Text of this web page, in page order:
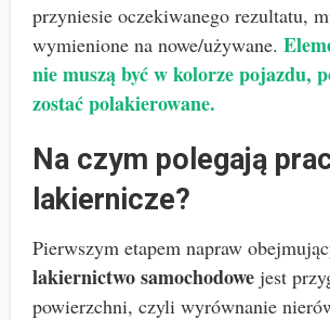
przyniesie oczekiwanego rezultatu,
wymienione na nowe/używane.
nie muszą być w kolorze pojazdu,
zostać polakierowane.
Na czym polegają
lakiernicze?
Pierwszym etapem napraw
lakiernictwo samochodowejest
powierzchni, czyli wyrównanie